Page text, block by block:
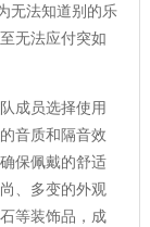
无法知道别的乐
无法应付突如
成员选择使用
音质和隔音效
保佩戴的舒适
、多变的外观
等装饰品，成